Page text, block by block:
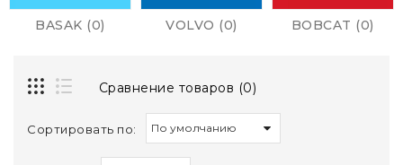
BASAK (0) VOLVO (0) BOBCAT (0)
Сравнение товаров (0)
Сортировать по: